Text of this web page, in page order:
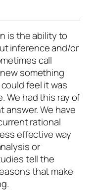
is the ability to
inference and/or
call
something
feel it was
We had this ray of
answer. We have
rational
effective way
or
tell the
that make